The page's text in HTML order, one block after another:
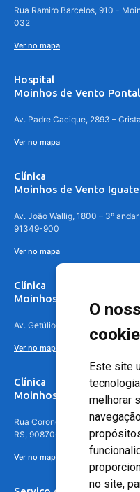
O
Este site
melhorar
no site,
Rua Ramiro Barcelos, 910 -
032
Ver no mapa
Hospital
Moinhos de Vento Pontal
Av. Padre Cacique, 2893 –
Ver no mapa
Clínica
Moinhos de Vento
Av. João Wallig, 1800 – 3º
91349-900
Ver no mapa
Clínica
Moinhos de Vento Canoas
Av. Getúlio Vargas, 4841 –
Ver no mapa
Clínica
Moinhos de Vento -
Rua Coronel Aparício Borges,
RS, 90870-016
Ver no mapa